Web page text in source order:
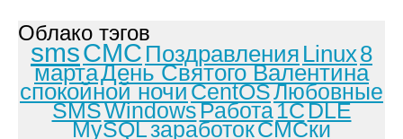
Облако тэгов
smsСМС Поздравления Linux8
мартаДень Святого Валентина
спокойной ночиCentOSЛюбовные
SMSWindowsРабота1СDLE
MySQLзаработокСМСки